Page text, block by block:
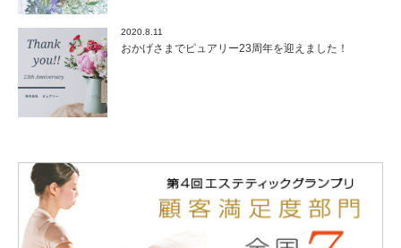
2020.8.11
おかげさまでピュアリー23周年を迎えました！